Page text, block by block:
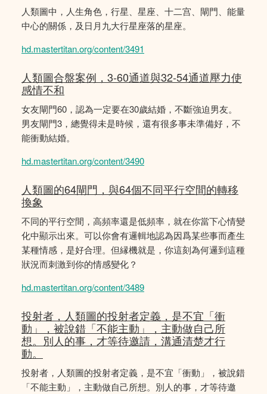
人類圖中，人生角色，行星、星座、十二宫、閘門、能量
中心的關係，及日月九大行星座落的星座。
hd.mastertitan.org/content/3491
人類圖合盤案例，3-60通道與32-54通道壓力使
感情不和
女友閘門60，認為一定要在30歲結婚，不斷強迫男友。
男友閘門3，總覺得未是時候，還有很多事未準備好，不
能衝動結婚。
hd.mastertitan.org/content/3490
人類圖的64閘門，與64個不同平行空間的轉移
換象
不同的平行空間，高頻率還是低頻率，就在你當下心情變
化中顯示出來。可以你會有邏輯地認為因爲某些事而產生
某種情感，是好合理。但縁機就是，你這刻為何邏到這種
狀況而刺激到你的情感變化？
hd.mastertitan.org/content/3489
投射者，人類圖的投射者定義，是不宜「衝
動」，被說錯「不能主動」，主動做自己所
想。別人的事，才等待邀請，溝通清楚才行
動。
投射者，人類圖的投射者定義，是不宜「衝動」，被說錯
「不能主動」，主動做自己所想。別人的事，才等待邀